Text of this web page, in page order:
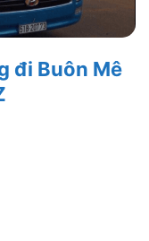
đi Buôn Mê